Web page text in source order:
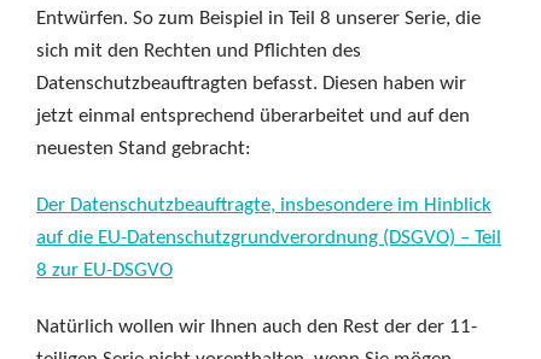
Entwürfen. So zum Beispiel in Teil 8 unserer Serie, die
sich mit den Rechten und Pflichten des
Datenschutzbeauftragten befasst. Diesen haben wir
jetzt einmal entsprechend überarbeitet und auf den
neuesten Stand gebracht:
Der Datenschutzbeauftragte, insbesondere im Hinblick
auf die EU-Datenschutzgrundverordnung (DSGVO) – Teil
8 zur EU-DSGVO
Natürlich wollen wir Ihnen auch den Rest der der 11-